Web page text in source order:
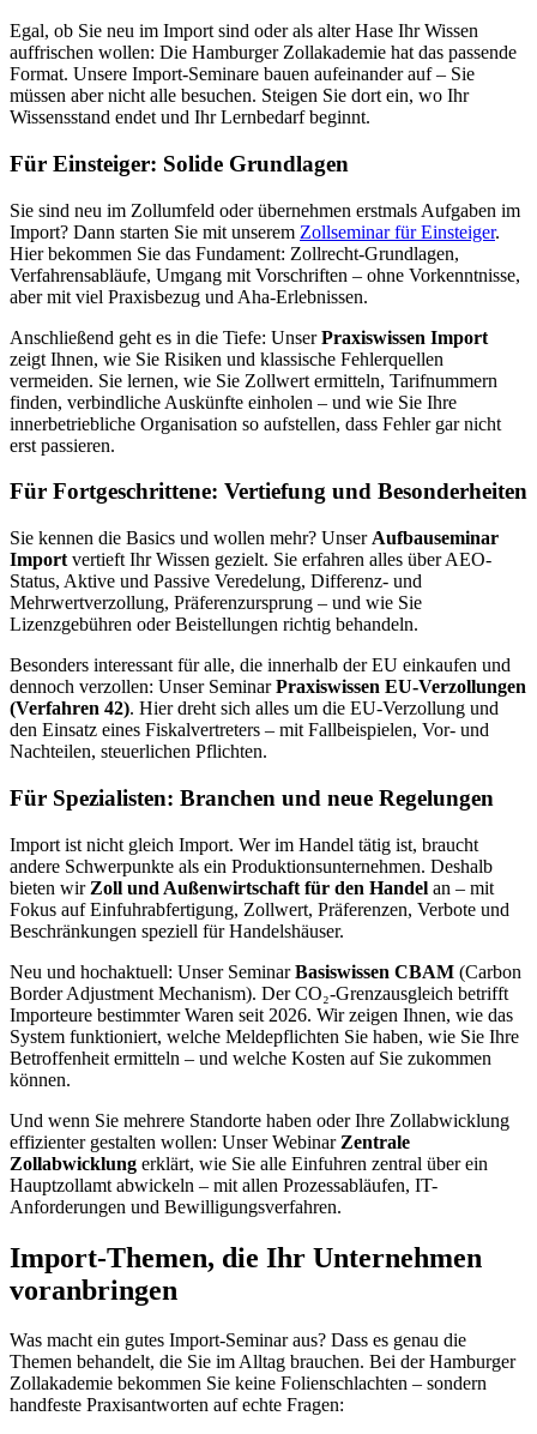
Egal, ob Sie neu im Import sind oder als alter Hase Ihr Wissen
auffrischen wollen: Die Hamburger Zollakademie hat das passende
Format. Unsere Import-Seminare bauen aufeinander auf – Sie
müssen aber nicht alle besuchen. Steigen Sie dort ein, wo Ihr
Wissensstand endet und Ihr Lernbedarf beginnt.
Für Einsteiger: Solide Grundlagen
Sie sind neu im Zollumfeld oder übernehmen erstmals Aufgaben im
Import? Dann starten Sie mit unserem Zollseminar für Einsteiger.
Hier bekommen Sie das Fundament: Zollrecht-Grundlagen,
Verfahrensabläufe, Umgang mit Vorschriften – ohne Vorkenntnisse,
aber mit viel Praxisbezug und Aha-Erlebnissen.
Anschließend geht es in die Tiefe: UnserPraxiswissen Import
zeigt Ihnen, wie Sie Risiken und klassische Fehlerquellen
vermeiden. Sie lernen, wie Sie Zollwert ermitteln, Tarifnummern
finden, verbindliche Auskünfte einholen – und wie Sie Ihre
innerbetriebliche Organisation so aufstellen, dass Fehler gar nicht
erst passieren.
Für Fortgeschrittene: Vertiefung und Besonderheiten
Sie kennen die Basics und wollen mehr? Unser Aufbauseminar
Import vertieft Ihr Wissen gezielt. Sie erfahren alles über AEO-
Status, Aktive und Passive Veredelung, Differenz- und
Mehrwertverzollung, Präferenzursprung – und wie Sie
Lizenzgebühren oder Beistellungen richtig behandeln.
Besonders interessant für alle, die innerhalb der EU einkaufen und
dennoch verzollen: Unser SeminarPraxiswissen EU-Verzollungen
(Verfahren 42). Hier dreht sich alles um die EU-Verzollung und
den Einsatz eines Fiskalvertreters – mit Fallbeispielen, Vor- und
Nachteilen, steuerlichen Pflichten.
Für Spezialisten: Branchen und neue Regelungen
Import ist nicht gleich Import. Wer im Handel tätig ist, braucht
andere Schwerpunkte als ein Produktionsunternehmen. Deshalb
bieten wir Zoll und Außenwirtschaft für den Handel an – mit
Fokus auf Einfuhrabfertigung, Zollwert, Präferenzen, Verbote und
Beschränkungen speziell für Handelshäuser.
Neu und hochaktuell: Unser SeminarBasiswissen CBAM (Carbon
Border Adjustment Mechanism). Der CO₂-Grenzausgleich betrifft
Importeure bestimmter Waren seit 2026. Wir zeigen Ihnen, wie das
System funktioniert, welche Meldepflichten Sie haben, wie Sie Ihre
Betroffenheit ermitteln – und welche Kosten auf Sie zukommen
können.
Und wenn Sie mehrere Standorte haben oder Ihre Zollabwicklung
effizienter gestalten wollen: Unser Webinar Zentrale
Zollabwicklung erklärt, wie Sie alle Einfuhren zentral über ein
Hauptzollamt abwickeln – mit allen Prozessabläufen, IT-
Anforderungen und Bewilligungsverfahren.
Import-Themen, die Ihr Unternehmen
voranbringen
Was macht ein gutes Import-Seminar aus? Dass es genau die
Themen behandelt, die Sie im Alltag brauchen. Bei der Hamburger
Zollakademie bekommen Sie keine Folienschlachten – sondern
handfeste Praxisantworten auf echte Fragen: